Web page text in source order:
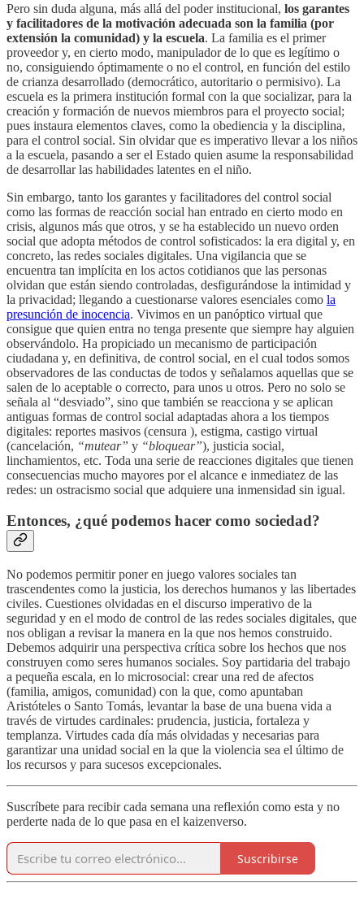
Pero sin duda alguna, más allá del poder institucional, los garantes
y facilitadores de la motivación adecuada son la familia (por
extensión la comunidad) y la escuela. La familia es el primer
proveedor y, en cierto modo, manipulador de lo que es legítimo o
no, consiguiendo óptimamente o no el control, en función del estilo
de crianza desarrollado (democrático, autoritario o permisivo). La
escuela es la primera institución formal con la que socializar, para la
creación y formación de nuevos miembros para el proyecto social;
pues instaura elementos claves, como la obediencia y la disciplina,
para el control social. Sin olvidar que es imperativo llevar a los niños
a la escuela, pasando a ser el Estado quien asume la responsabilidad
de desarrollar las habilidades latentes en el niño.
Sin embargo, tanto los garantes y facilitadores del control social
como las formas de reacción social han entrado en cierto modo en
crisis, algunos más que otros, y se ha establecido un nuevo orden
social que adopta métodos de control sofisticados: la era digital y, en
concreto, las redes sociales digitales. Una vigilancia que se
encuentra tan implícita en los actos cotidianos que las personas
olvidan que están siendo controladas, desfigurándose la intimidad y
la privacidad; llegando a cuestionarse valores esenciales como la
presunción de inocencia. Vivimos en un panóptico virtual que
consigue que quien entra no tenga presente que siempre hay alguien
observándolo. Ha propiciado un mecanismo de participación
ciudadana y, en definitiva, de control social, en el cual todos somos
observadores de las conductas de todos y señalamos aquellas que se
salen de lo aceptable o correcto, para unos u otros. Pero no solo se
señala al “desviado”, sino que también se reacciona y se aplican
antiguas formas de control social adaptadas ahora a los tiempos
digitales: reportes masivos (censura ), estigma, castigo virtual
(cancelación, “mutear” y “bloquear”), justicia social,
linchamientos, etc. Toda una serie de reacciones digitales que tienen
consecuencias mucho mayores por el alcance e inmediatez de las
redes: un ostracismo social que adquiere una inmensidad sin igual.
Entonces, ¿qué podemos hacer como sociedad?
No podemos permitir poner en juego valores sociales tan
trascendentes como la justicia, los derechos humanos y las libertades
civiles. Cuestiones olvidadas en el discurso imperativo de la
seguridad y en el modo de control de las redes sociales digitales, que
nos obligan a revisar la manera en la que nos hemos construido.
Debemos adquirir una perspectiva crítica sobre los hechos que nos
construyen como seres humanos sociales. Soy partidaria del trabajo
a pequeña escala, en lo microsocial: crear una red de afectos
(familia, amigos, comunidad) con la que, como apuntaban
Aristóteles o Santo Tomás, levantar la base de una buena vida a
través de virtudes cardinales: prudencia, justicia, fortaleza y
templanza. Virtudes cada día más olvidadas y necesarias para
garantizar una unidad social en la que la violencia sea el último de
los recursos y para sucesos excepcionales.
Suscríbete para recibir cada semana una reflexión como esta y no
perderte nada de lo que pasa en el kaizenverso.
Suscribirse